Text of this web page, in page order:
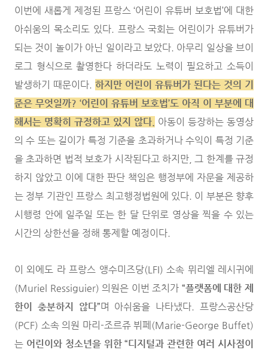
이번에 새롭게 제정된 프랑스 ‘어린이 유튜버 보호법’에 대한
아쉬움의 목소리도 있다. 프랑스 국회는 어린이가 유튜버가
되는 것이 놀이가 아닌 일이라고 보았다. 아무리 일상을 브이
로그 형식으로 촬영한다 하더라도 노력이 필요하고 소득이
발생하기 때문이다. 하지만 어린이 유튜버가 된다는 것의 기
준은 무엇일까? ‘어린이 유튜버 보호법’도 아직 이 부분에 대
해서는 명확히 규정하고 있지 않다. 아동이 등장하는 동영상
의 수 또는 길이가 특정 기준을 초과하거나 수익이 특정 기준
을 초과하면 법적 보호가 시작된다고 하지만, 그 한계를 규정
하지 않았고 이에 대한 판단 책임은 행정부에 자문을 제공하
는 정부 기관인 프랑스 최고행정법원에 있다. 이 부분은 향후
시행령 안에 일주일 또는 한 달 단위로 영상을 찍을 수 있는
시간의 상한선을 정해 통제할 예정이다.
이 외에도 라 프랑스 앵수미즈당(LFI) 소속 뮈리엘 레시귀에
(Muriel Ressiguier) 의원은 이번 조치가 “플랫폼에 대한 제
한이 충분하지 않다”며 아쉬움을 나타냈다. 프랑스공산당
(PCF) 소속 의원 마리-조르쥬 뷔페(Marie-George Buffet)
는 어린이와 청소년을 위한 “디지털과 관련한 여러 시사점이